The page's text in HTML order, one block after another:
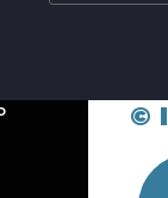
©